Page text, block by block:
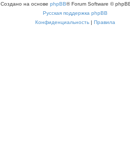
Создано на основе phpBB® Forum Software ©
Русская поддержка phpBB
Конфиденциальность | Правила